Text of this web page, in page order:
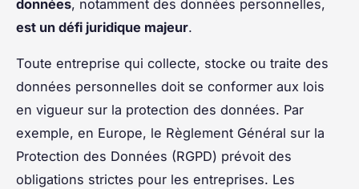
données, notamment des données personnelles,
est un défi juridique majeur.
Toute entreprise qui collecte, stocke ou traite des
données personnelles doit se conformer aux lois
en vigueur sur la protection des données. Par
exemple, en Europe, le Règlement Général sur la
Protection des Données (RGPD) prévoit des
obligations strictes pour les entreprises. Les